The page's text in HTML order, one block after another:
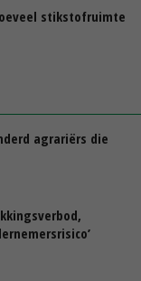
stikstofruimte
agrariërs die